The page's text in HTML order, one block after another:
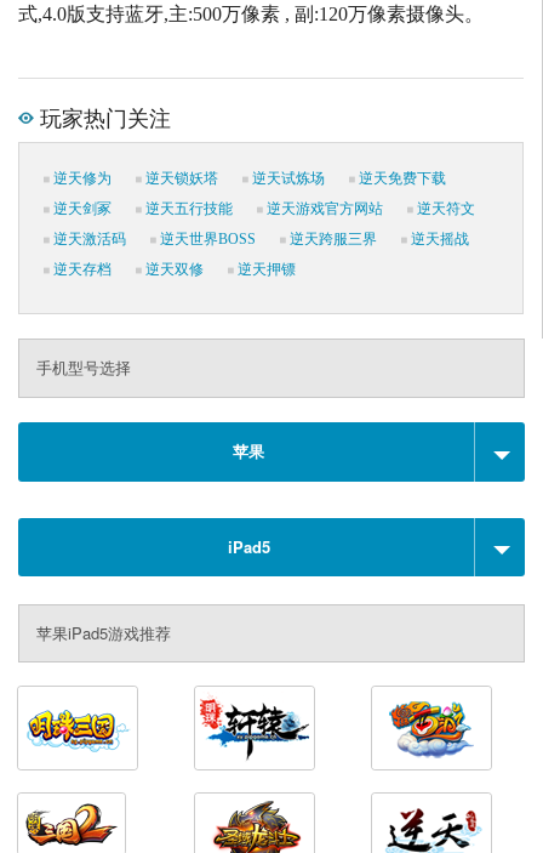
式,4.0版支持蓝牙,主:500万像素 , 副:120万像素摄像头。
玩家热门关注
逆天修为 逆天锁妖塔 逆天试炼场
逆天免费下载
逆天剑冢
逆天五行技能 逆天游戏官方网站
逆天符文
逆天激活码
逆天世界BOSS 逆天跨服三界
逆天摇战
逆天存档
逆天双修 逆天押镖
手机型号选择
苹果
iPad5
苹果iPad5游戏推荐